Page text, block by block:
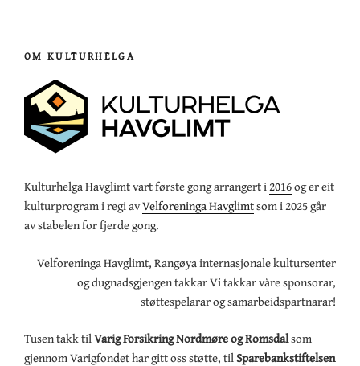
OM KULTURHELGA
Kulturhelga Havglimt vart første gong arrangert i2016og er eit
kulturprogram i regi avVelforeninga Havglimtsom i 2025 går
av stabelen for fjerde gong.
Velforeninga Havglimt, Rangøya internasjonale kultursenter
og dugnadsgjengen takkar Vi takkar våre sponsorar,
støttespelarar og samarbeidspartnarar!
Tusen takk tilVarig Forsikring Nordmøre og Romsdalsom
gjennom Varigfondet har gitt oss støtte, tilSparebankstiftelsen